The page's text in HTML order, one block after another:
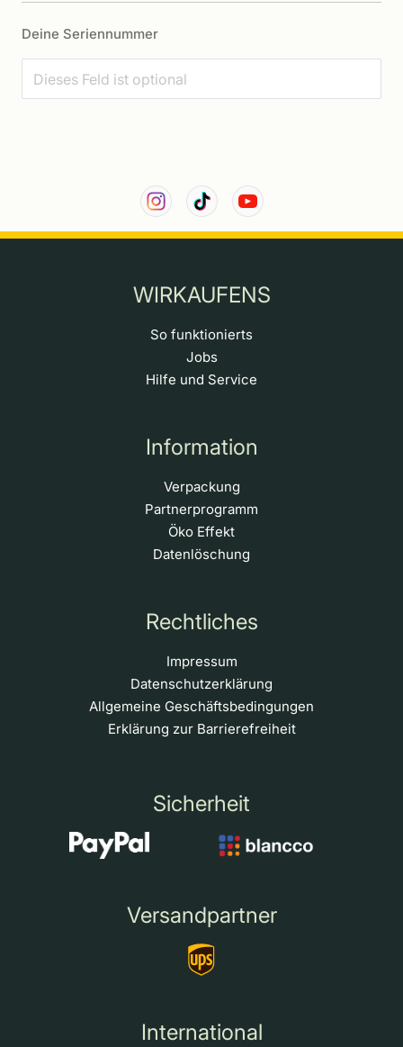
Deine Seriennummer
WIRKAUFENS
So funktionierts
Jobs
Hilfe und Service
Information
Verpackung
Partnerprogramm
Öko Effekt
Datenlöschung
Rechtliches
Impressum
Datenschutzerklärung
Allgemeine Geschäftsbedingungen
Erklärung zur Barrierefreiheit
Sicherheit
Versandpartner
International